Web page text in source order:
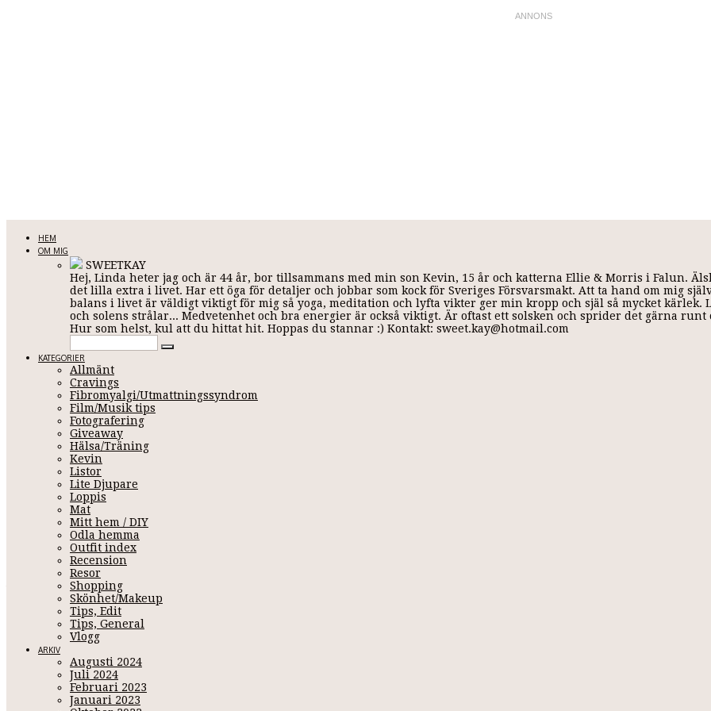
HEM
OM MIG
SWEETKAY
Hej, Linda heter jag och är 44 år, bor tillsammans med min son Kevin, 15 år och katterna Ellie & Morris i Falun.
det lilla extra i livet. Har ett öga för detaljer och jobbar som kock för Sveriges Försvarsmakt. Att ta hand om mig
balans i livet är väldigt viktigt för mig så yoga, meditation och lyfta vikter ger min kropp och själ så mycket kärlek.
och solens strålar... Medvetenhet och bra energier är också viktigt. Är oftast ett solsken och sprider det gärna runt
Hur som helst, kul att du hittat hit. Hoppas du stannar :) Kontakt: sweet.kay@hotmail.com
KATEGORIER
Allmänt
Cravings
Fibromyalgi/Utmattningssyndrom
Film/Musik tips
Fotografering
Giveaway
Hälsa/Träning
Kevin
Listor
Lite Djupare
Loppis
Mat
Mitt hem / DIY
Odla hemma
Outfit index
Recension
Resor
Shopping
Skönhet/Makeup
Tips, Edit
Tips, General
Vlogg
ARKIV
Augusti 2024
Juli 2024
Februari 2023
Januari 2023
LINDA KARLSSON
Allt mellan himmel och jord
LOOKFANTASTIC BEAUTY BOX - CLEAN BEAUTY
Januari 31, 2019 14:04
För cirka 1 vecka sen så fick jag hem Januaris Beauty Box
har jag faktiskt redan..